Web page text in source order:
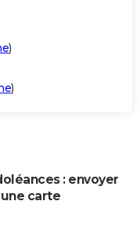
)
)
: envoyer
carte